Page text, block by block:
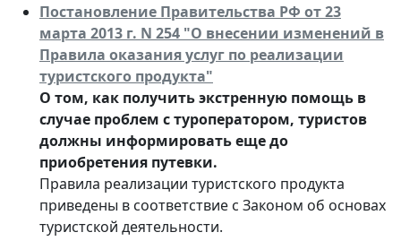
Постановление Правительства РФ от 23
марта 2013 г. N 254 "О внесении изменений в
Правила оказания услуг по реализации
туристского продукта"
О том, как получить экстренную помощь в
случае проблем с туроператором, туристов
должны информировать еще до
приобретения путевки.
Правила реализации туристского продукта
приведены в соответствие с Законом об основах
туристской деятельности.